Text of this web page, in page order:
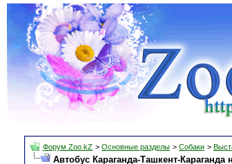
Форум Zoo.kZ > Основные разделы > Собаки >
Автобус Караганда-Ташкент-